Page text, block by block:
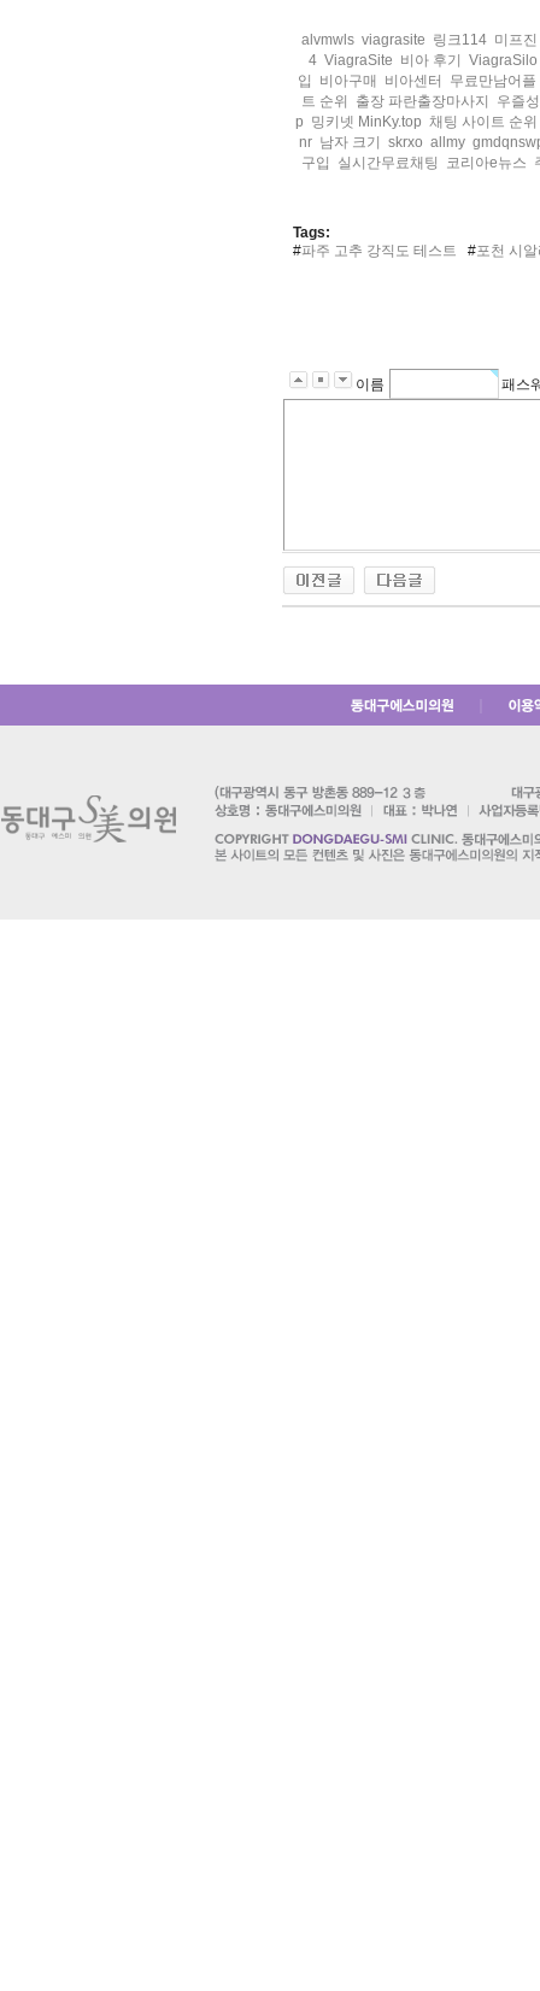
alvmwls viagrasite 링크114 미프
4 ViagraSite 비아 후기
ViagraSilo
입
비아구매 비아센터
무료만남어플
트 순위
출장 파란출장마사지
우즐성
p 밍키넷 MinKy.top 채팅 사이트 순위
nr 남자 크기 skrxo allmy
구입
실시간무료채팅 코리아e뉴스
Tags:
#파주 고추 강직도 테스트 #포천 시
이름 패스